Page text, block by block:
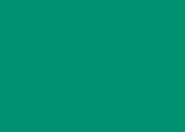
(als Kopie)